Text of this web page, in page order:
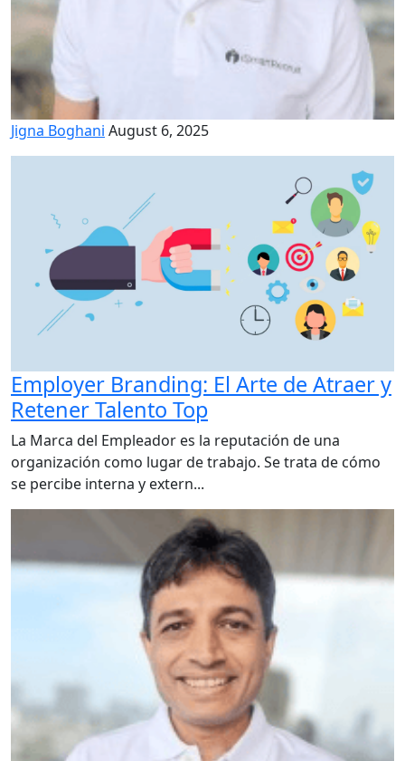
Jigna Boghani August 6, 2025
Employer Branding: El Arte de Atraer y
Retener Talento Top
La Marca del Empleador es la reputación de una
organización como lugar de trabajo. Se trata de cómo
se percibe interna y extern...